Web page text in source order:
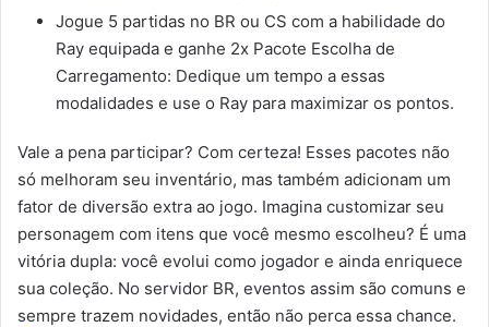
Jogue 5 partidas no BR ou CS com a habilidade do
Ray equipada e ganhe 2x Pacote Escolha de
Carregamento: Dedique um tempo a essas
modalidades e use o Ray para maximizar os pontos.
Vale a pena participar? Com certeza! Esses pacotes não
só melhoram seu inventário, mas também adicionam um
fator de diversão extra ao jogo. Imagina customizar seu
personagem com itens que você mesmo escolheu? É uma
vitória dupla: você evolui como jogador e ainda enriquece
sua coleção. No servidor BR, eventos assim são comuns e
sempre trazem novidades, então não perca essa chance.